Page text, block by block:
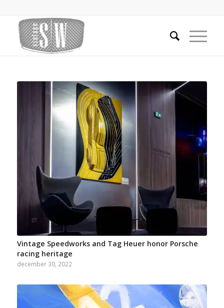
Vintage Speedworks and Tag Heuer honor Porsche
racing heritage
december 30, 2022